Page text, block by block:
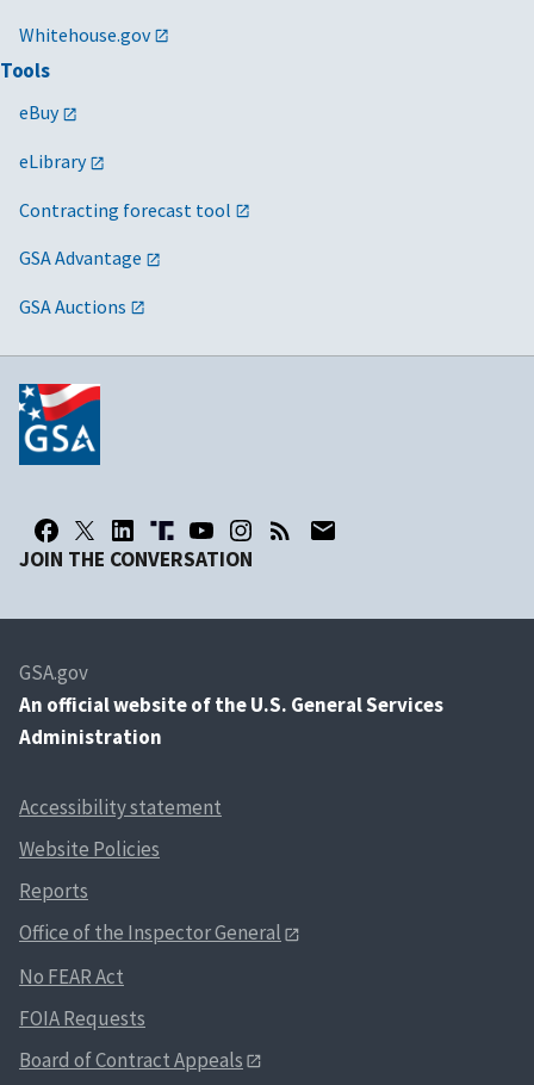
Whitehouse.gov
Tools
eBuy
eLibrary
Contracting forecast tool
GSA Advantage
GSA Auctions
JOIN THE CONVERSATION
GSA.gov
An official website of the U.S. General Services
Administration
Accessibility statement
Website Policies
Reports
Office of the Inspector General
No FEAR Act
FOIA Requests
Board of Contract Appeals